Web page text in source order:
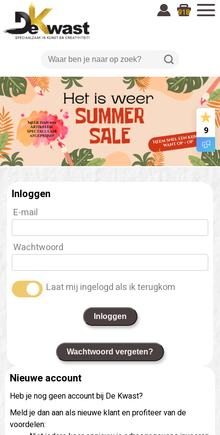
918
9
Inloggen
E-mail
Wachtwoord
Laat mij ingelogd als ik terugkom
Inloggen
Wachtwoord vergeten?
Nieuwe account
Heb je nog geen account bij De Kwast?
Meld je dan aan als nieuwe klant en profiteer van de
voordelen: